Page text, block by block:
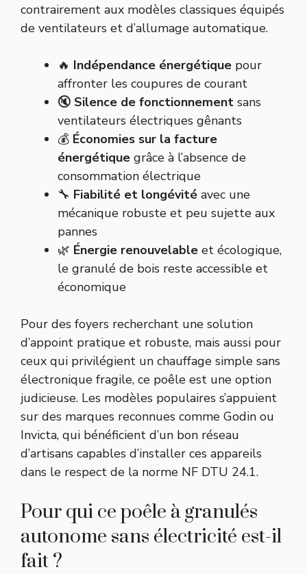
contrairement aux modèles classiques équipés
de ventilateurs et d’allumage automatique.
🔥 Indépendance énergétique pour
affronter les coupures de courant
🔇 Silence de fonctionnement sans
ventilateurs électriques gênants
💰 Économies sur la facture
énergétique grâce à l’absence de
consommation électrique
🔧 Fiabilité et longévité avec une
mécanique robuste et peu sujette aux
pannes
🌿 Énergie renouvelable et écologique,
le granulé de bois reste accessible et
économique
Pour des foyers recherchant une solution
d’appoint pratique et robuste, mais aussi pour
ceux qui privilégient un chauffage simple sans
électronique fragile, ce poêle est une option
judicieuse. Les modèles populaires s’appuient
sur des marques reconnues comme Godin ou
Invicta, qui bénéficient d’un bon réseau
d’artisans capables d’installer ces appareils
dans le respect de la norme NF DTU 24.1.
Pour qui ce poêle à granulés
autonome sans électricité est-il
fait ?